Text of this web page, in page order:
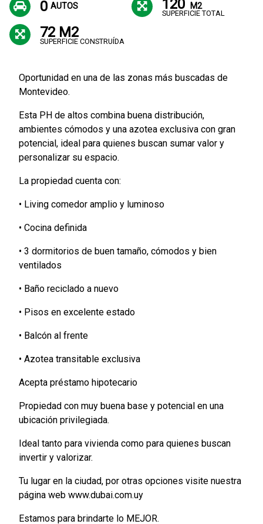
0 AUTOS 120 M2
SUPERFICIE TOTAL
72 M2
SUPERFICIE CONSTRUÍDA
Oportunidad en una de las zonas más buscadas de
Montevideo.
Esta PH de altos combina buena distribución,
ambientes cómodos y una azotea exclusiva con gran
potencial, ideal para quienes buscan sumar valor y
personalizar su espacio.
La propiedad cuenta con:
• Living comedor amplio y luminoso
• Cocina definida
• 3 dormitorios de buen tamaño, cómodos y bien
ventilados
• Baño reciclado a nuevo
• Pisos en excelente estado
• Balcón al frente
• Azotea transitable exclusiva
Acepta préstamo hipotecario
Propiedad con muy buena base y potencial en una
ubicación privilegiada.
Ideal tanto para vivienda como para quienes buscan
invertir y valorizar.
Tu lugar en la ciudad, por otras opciones visite nuestra
página web www.dubai.com.uy
Estamos para brindarte lo MEJOR.